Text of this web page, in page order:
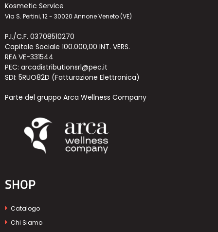
Kosmetic Service
Via S. Pertini, 12 - 30020 Annone Veneto (VE)
P.I./C.F. 03708510270
Capitale Sociale 100.000,00 INT. VERS.
REA VE-331544
PEC: arcadistributionsrl@pec.it
SDI: 5RUO82D (Fatturazione Elettronica)
Parte del gruppo Arca Wellness Company
SHOP
Catalogo
Chi Siamo